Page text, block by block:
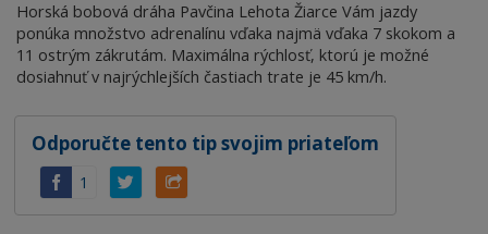
Horská bobová dráha Pavčina Lehota Žiarce Vám jazdy
ponúka množstvo adrenalínu vďaka najmä vďaka 7 skokom a
11 ostrým zákrutám. Maximálna rýchlosť, ktorú je možné
dosiahnuť v najrýchlejších častiach trate je 45 km/h.
Odporučte tento tip svojim priateľom
1